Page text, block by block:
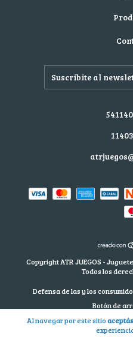
Al navegar por este sitio
Copyright ATR JUEGOS -
Todos los
Defensa de las y los
Botón de